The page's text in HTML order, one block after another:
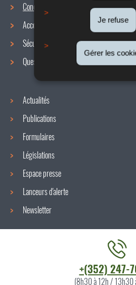
Je refuse
Gérer les
Menu
de
navigation
Conditions de travail
Accords collectifs
Sécurité / Santé au travail
Questions / réponses
Actualités
Publications
Formulaires
Législations
Espace presse
Lanceurs d'alerte
Newsletter
+(352) 247-
(8h30 à 12h / 13h30